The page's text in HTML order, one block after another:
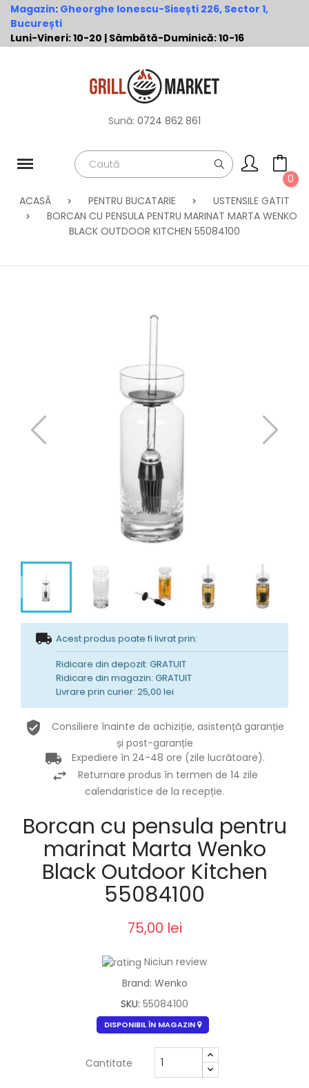
Magazin: Gheorghe Ionescu-Sisești 226, Sector 1,
București
Luni-Vineri: 10-20 | Sâmbătă-Duminică: 10-16
Sună: 0724 862 861
0
ACASĂ
PENTRU BUCATARIE
USTENSILE GATIT
BORCAN CU PENSULA PENTRU MARINAT MARTA WENKO
BLACK OUTDOOR KITCHEN 55084100
Acest produs poate fi livrat prin:
Ridicare din depozit: GRATUIT
Ridicare din magazin: GRATUIT
Livrare prin curier: 25,00 lei
Consiliere înainte de achiziție, asistență garanție
și post-garanție
Expediere în 24-48 ore (zile lucrătoare).
Returnare produs în termen de 14 zile
calendaristice de la recepție.
Borcan cu pensula pentru
marinat Marta Wenko
Black Outdoor Kitchen
55084100
75,00 lei
Niciun review
Brand: Wenko
SKU: 55084100
DISPONIBIL ÎN MAGAZIN
Cantitate